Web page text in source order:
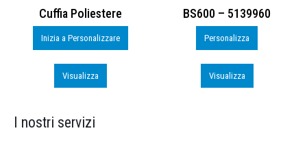
BS600 – 5139960
Personalizza
Visualizza
Toppe ricamate in
Personalizza
Visualizza
I nostri servizi